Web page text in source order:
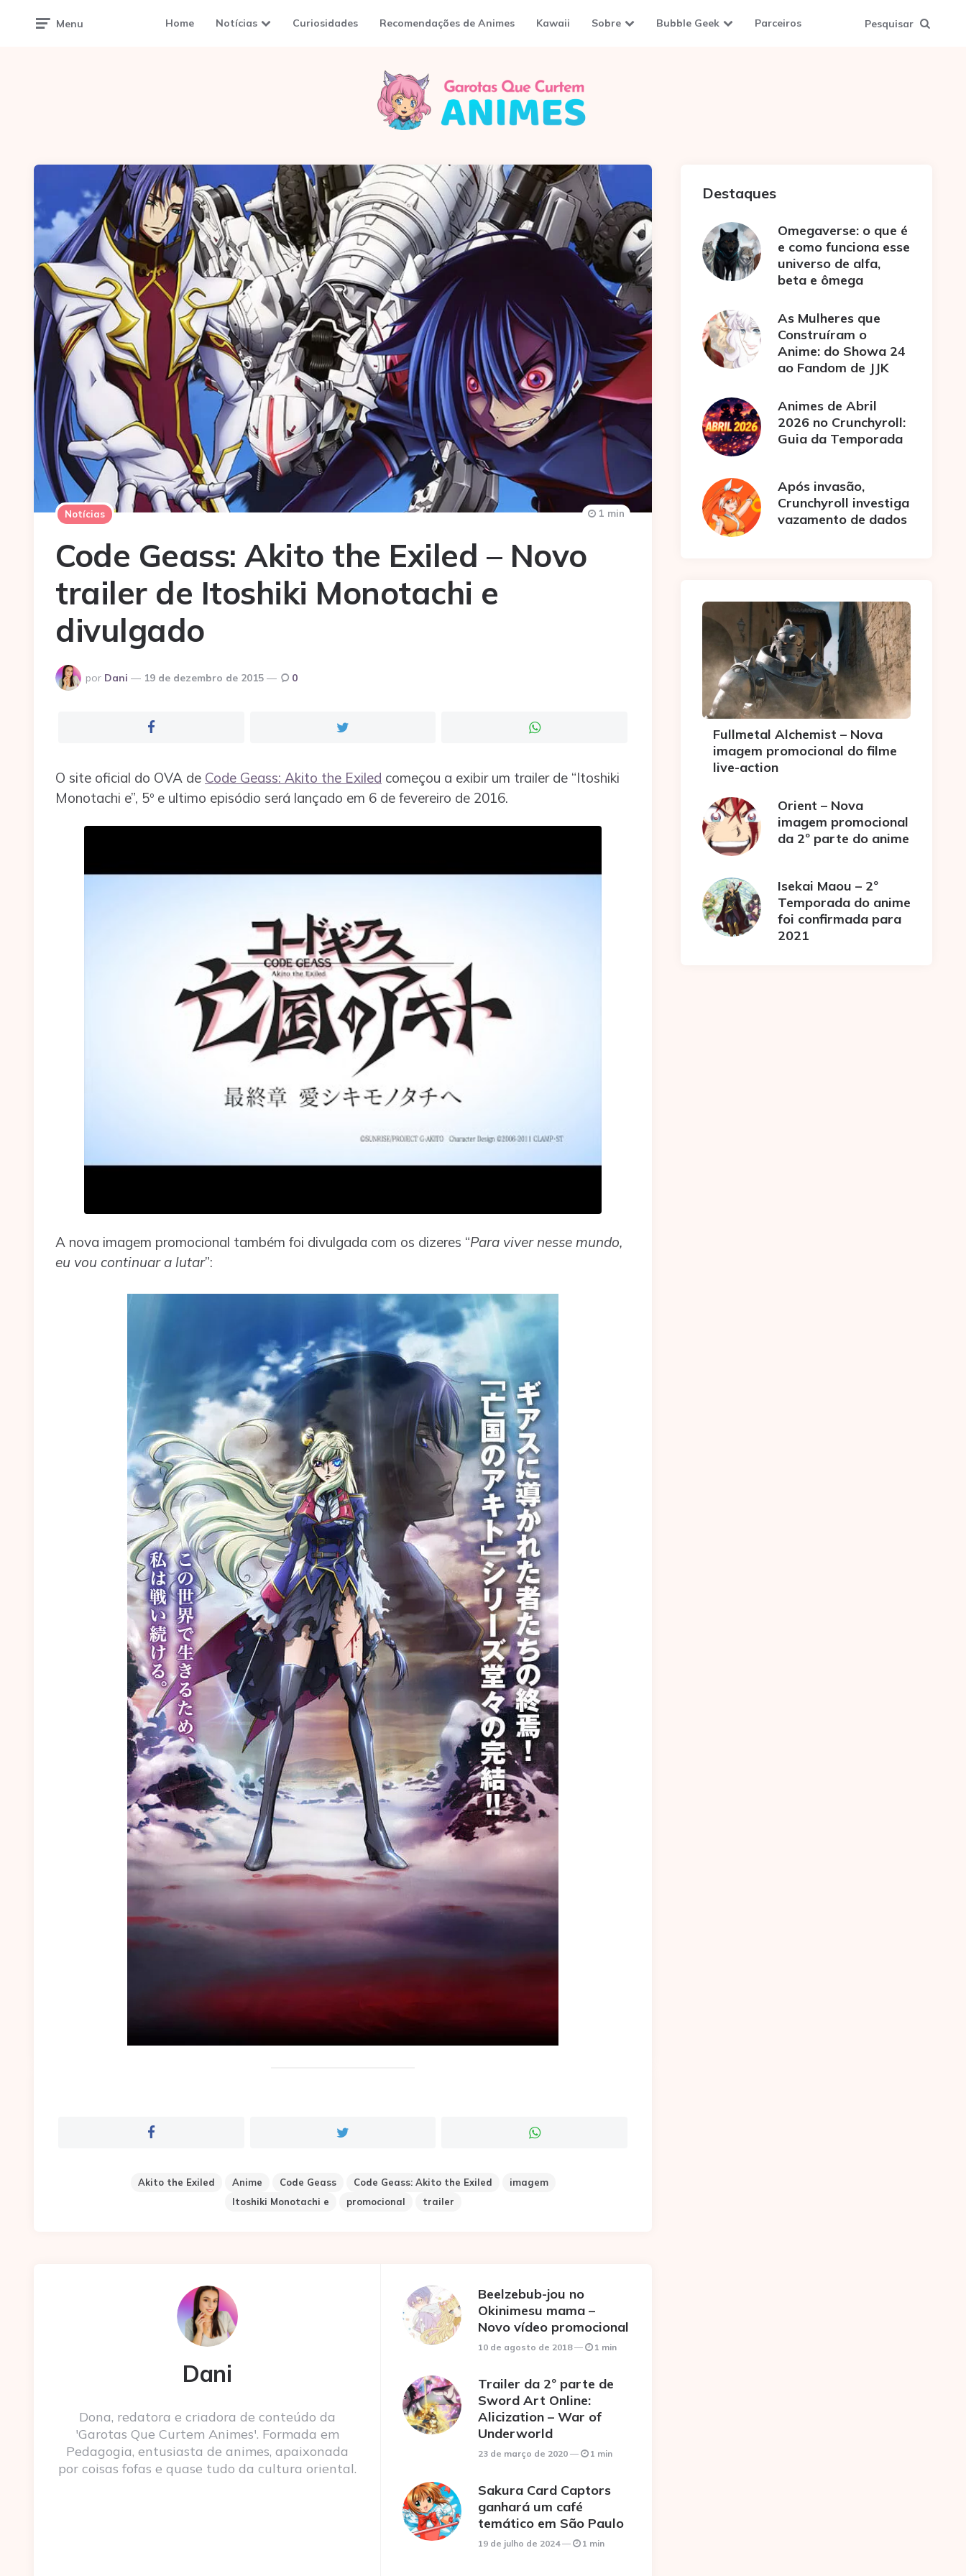
Menu Home Notícias Curiosidades Recomendações de Animes Kawaii Sobre Bubble Geek Parceiros Pesquisar
Notícias
Code Geass: Akito the Exiled – Novo
trailer de Itoshiki Monotachi e
divulgado
Postado
por
por Dani 19 de dezembro de 2015 0
1 min
O site oficial do OVA de Code Geass: Akito the Exiled começou a exibir um trailer de “Itoshiki
Monotachi e”, 5º e ultimo episódio será lançado em 6 de fevereiro de 2016.
A nova imagem promocional também foi divulgada com os dizeres “Para viver nesse mundo,
eu vou continuar a lutar”:
Akito the Exiled Anime Code Geass Code Geass: Akito the Exiled
imagem
Itoshiki Monotachi e
promocional trailer
Dani
Dona, redatora e criadora de conteúdo da
'Garotas Que Curtem Animes'. Formada em
Pedagogia, entusiasta de animes, apaixonada
por coisas fofas e quase tudo da cultura oriental.
Beelzebub-jou no
Okinimesu mama –
Novo vídeo promocional
10 de agosto de 2018 1 min
Trailer da 2º parte de
Sword Art Online:
Alicization – War of
Underworld
23 de março de 2020 1 min
Sakura Card Captors
ganhará um café
temático em São Paulo
19 de julho de 2024 1 min
Destaques
Omegaverse: o que é
e como funciona esse
universo de alfa,
beta e ômega
As Mulheres que
Construíram o
Anime: do Showa 24
ao Fandom de JJK
Animes de Abril
2026 no Crunchyroll:
Guia da Temporada
Após invasão,
Crunchyroll investiga
vazamento de dados
Fullmetal Alchemist – Nova
imagem promocional do filme
live-action
Orient – Nova
imagem promocional
da 2º parte do anime
Isekai Maou – 2º
Temporada do anime
foi confirmada para
2021